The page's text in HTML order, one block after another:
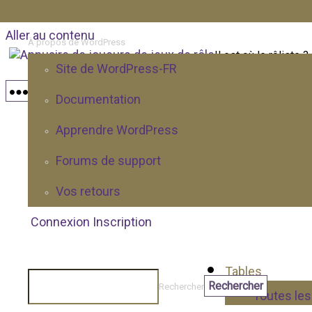
À propos de WordPress
Site de WordPress-FR
Documentation
Apprendre WordPress
Forums de support
Vos retours
Connexion Inscription
Rechercher
Aller au contenu
Il est où le rôliste ?
Réseau social de joueurs de maîtres de jeux de rôle
Tables
Toutes